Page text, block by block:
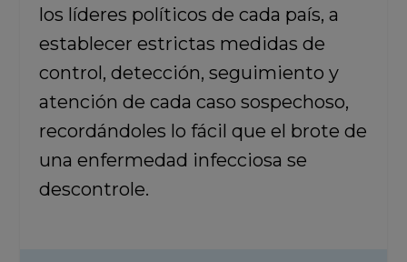
los líderes políticos de cada país, a
establecer estrictas medidas de
control, detección, seguimiento y
atención de cada caso sospechoso,
recordándoles lo fácil que el brote de
una enfermedad infecciosa se
descontrole.